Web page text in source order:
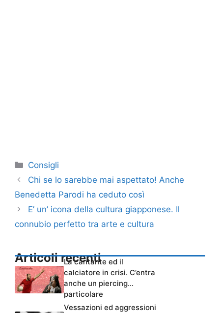
Categorie
Consigli
Chi se lo sarebbe mai aspettato! Anche
Benedetta Parodi ha ceduto così
E’ un’ icona della cultura giapponese. Il
connubio perfetto tra arte e cultura
Articoli recenti
La cantante ed il
calciatore in crisi. C’entra
anche un piercing…
particolare
Vessazioni ed aggressioni